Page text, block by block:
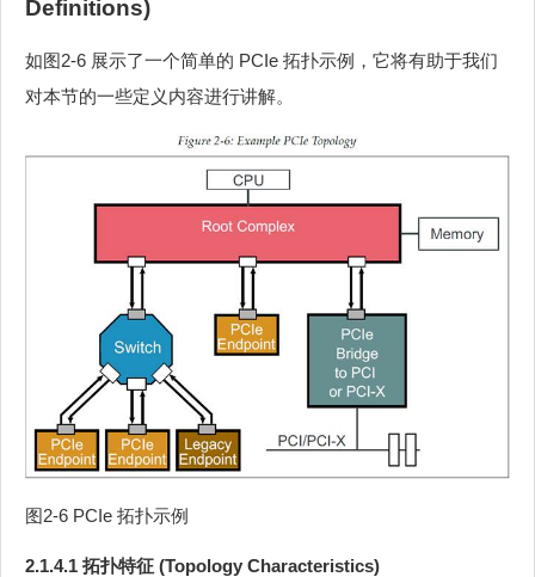
Definitions)
如图2‑6 展示了一个简单的 PCIe 拓扑示例，它将有助于我们
对本节的一些定义内容进行讲解。
图2‑6 PCIe 拓扑示例
2.1.4.1 拓扑特征 (Topology Characteristics)